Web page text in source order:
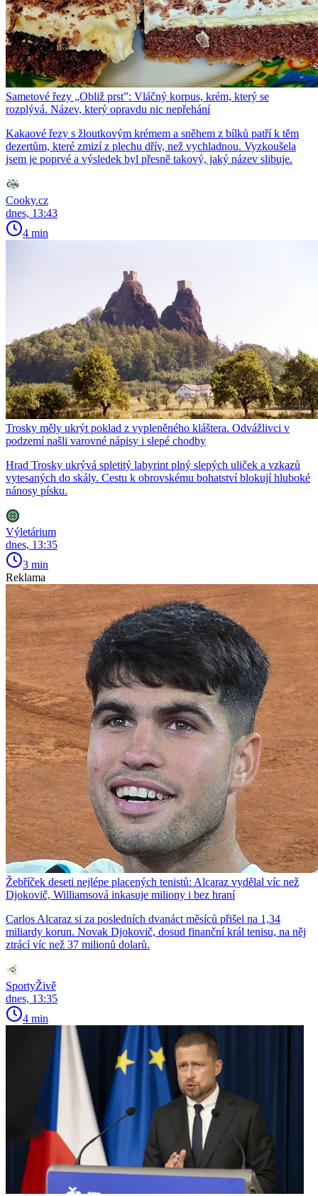
Sametové řezy „Obliž prst”: Vláčný korpus, krém, který se
rozplývá. Název, který opravdu nic nepřehání
Kakaové řezy s žloutkovým krémem a sněhem z bílků patří k těm
dezertům, které zmizí z plechu dřív, než vychladnou. Vyzkoušela
jsem je poprvé a výsledek byl přesně takový, jaký název slibuje.
Cooky.cz
dnes, 13:43
4 min
Trosky měly ukrýt poklad z vypleněného kláštera. Odvážlivci v
podzemí našli varovné nápisy i slepé chodby
Hrad Trosky ukrývá spletitý labyrint plný slepých uliček a vzkazů
vytesaných do skály. Cestu k obrovskému bohatství blokují hluboké
nánosy písku.
Výletárium
dnes, 13:35
3 min
Reklama
Žebříček deseti nejlépe placených tenistů: Alcaraz vydělal víc než
Djokovič, Williamsová inkasuje miliony i bez hraní
Carlos Alcaraz si za posledních dvanáct měsíců přišel na 1,34
miliardy korun. Novak Djokovič, dosud finanční král tenisu, na něj
ztrácí víc než 37 milionů dolarů.
SportyŽivě
dnes, 13:35
4 min